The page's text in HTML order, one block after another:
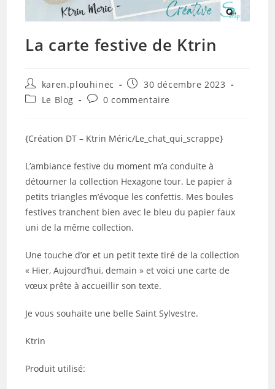
La carte festive de Ktrin
Auteur/autrice
de
la
karen.plouhinec
Publication
publiée :
30 décembre 2023
PostLe Blog
Commentaires
publication :
0 commentaire
{Création DT – Ktrin Méric/Le_chat_qui_scrappe}
L’ambiance festive du moment m’a conduite à
détourner la collection Hexagone tour. Le papier à
petits triangles m’évoque les confettis. Mes boules
festives tranchent bien avec le bleu du papier faux
uni de la même collection.
Une touche d’or et un petit texte tiré de la collection
« Hier, Aujourd’hui, demain » et voici une carte de
vœux prête à accueillir son texte.
Je vous souhaite une belle Saint Sylvestre.
Ktrin
Produit utilisé: